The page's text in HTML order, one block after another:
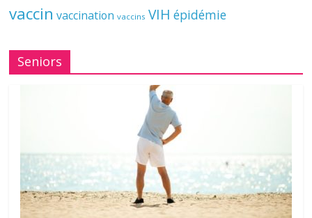
vaccin vaccination vaccins VIH épidémie
Seniors